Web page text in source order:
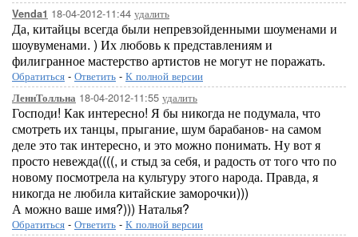
Venda1 18-04-2012-11:44 удалить
Да, китайцы всегда были непревзойденными шоуменами и
шоувуменами. ) Их любовь к представлениям и
филигранное мастерство артистов не могут не поражать.
Обратиться - Ответить - К полной версии
ЛеннТолльна 18-04-2012-11:55 удалить
Господи! Как интересно! Я бы никогда не подумала, что
смотреть их танцы, прыгание, шум барабанов- на самом
деле это так интересно, и это можно понимать. Ну вот я
просто невежда((((, и стыд за себя, и радость от того что по
новому посмотрела на культуру этого народа. Правда, я
никогда не любила китайские заморочки)))
А можно ваше имя?))) Наталья?
Обратиться - Ответить - К полной версии